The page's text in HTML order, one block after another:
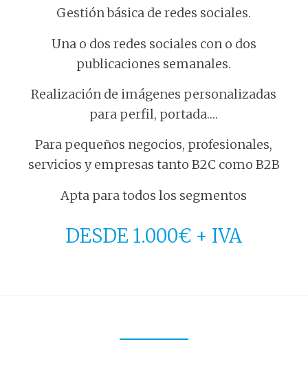
Gestión básica de redes sociales.
Una o dos redes sociales con o dos
publicaciones semanales.
Realización de imágenes personalizadas
para perfil, portada….
Para pequeños negocios, profesionales,
servicios y empresas tanto B2C como B2B
Apta para todos los segmentos
DESDE 1.000€ + IVA